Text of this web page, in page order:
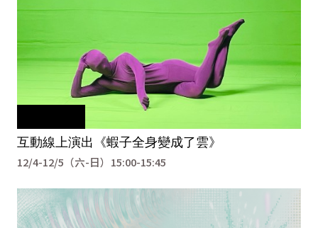
互動線上演出《蝦子全身變成了雲》
12/4-12/5（六-日）15:00-15:45